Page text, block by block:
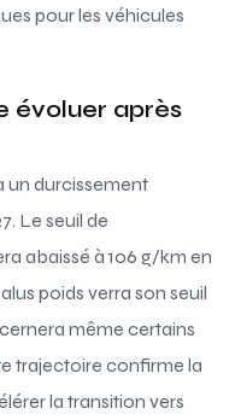
pour les véhicules
évoluer après
un durcissement
Le seuil de
abaissé à 106 g/km en
poids verra son seuil
même certains
trajectoire confirme la
la transition vers